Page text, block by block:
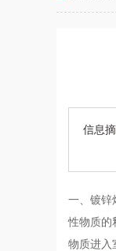
信息摘
一、镀锌
性物质的
物质进入